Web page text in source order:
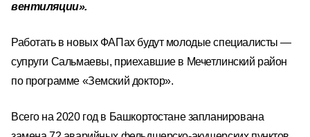
вентиляции».
Работать в новых ФАПах будут молодые специалисты —
супруги Сальмаевы, приехавшие в Мечетлинский район
по программе «Земский доктор».
Всего на 2020 год в Башкортостане запланирована